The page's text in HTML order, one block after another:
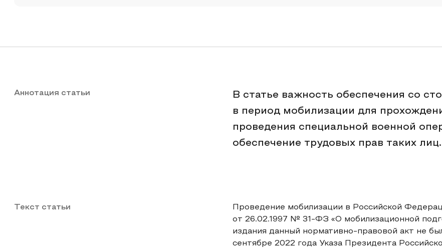
Аннотация статьи
В статье важность обеспечения со
в период мобилизации для
проведения специальной военной
обеспечение трудовых прав таких лиц.
Текст статьи
Проведение мобилизации в Российской
от 26.02.1997 № 31-ФЗ «О мобилизационной
издания данный нормативно-правовой акт не
сентябре 2022 года Указа Президента